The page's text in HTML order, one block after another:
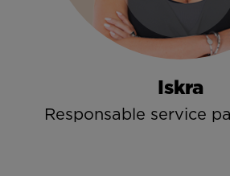
Iskra
Responsable service